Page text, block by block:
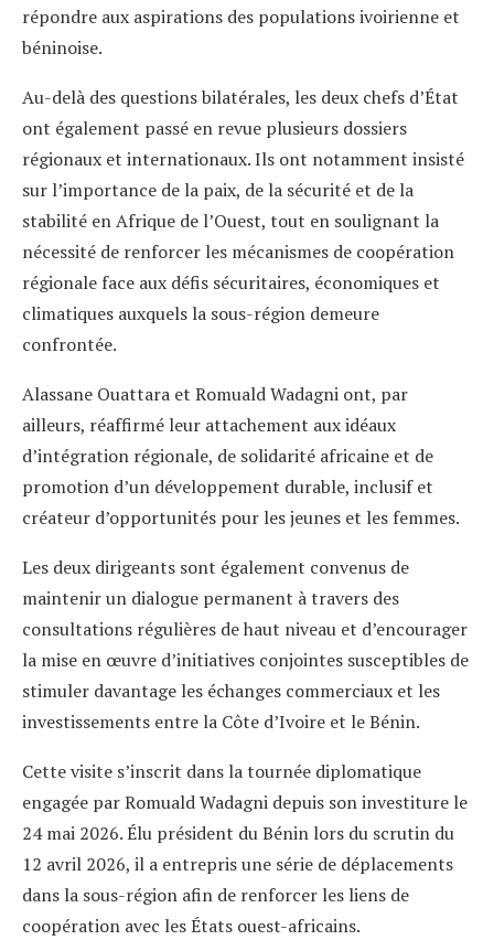
répondre aux aspirations des populations ivoirienne et
béninoise.
Au-delà des questions bilatérales, les deux chefs d’État
ont également passé en revue plusieurs dossiers
régionaux et internationaux. Ils ont notamment insisté
sur l’importance de la paix, de la sécurité et de la
stabilité en Afrique de l’Ouest, tout en soulignant la
nécessité de renforcer les mécanismes de coopération
régionale face aux défis sécuritaires, économiques et
climatiques auxquels la sous-région demeure
confrontée.
Alassane Ouattara et Romuald Wadagni ont, par
ailleurs, réaffirmé leur attachement aux idéaux
d’intégration régionale, de solidarité africaine et de
promotion d’un développement durable, inclusif et
créateur d’opportunités pour les jeunes et les femmes.
Les deux dirigeants sont également convenus de
maintenir un dialogue permanent à travers des
consultations régulières de haut niveau et d’encourager
la mise en œuvre d’initiatives conjointes susceptibles de
stimuler davantage les échanges commerciaux et les
investissements entre la Côte d’Ivoire et le Bénin.
Cette visite s’inscrit dans la tournée diplomatique
engagée par Romuald Wadagni depuis son investiture le
24 mai 2026. Élu président du Bénin lors du scrutin du
12 avril 2026, il a entrepris une série de déplacements
dans la sous-région afin de renforcer les liens de
coopération avec les États ouest-africains.